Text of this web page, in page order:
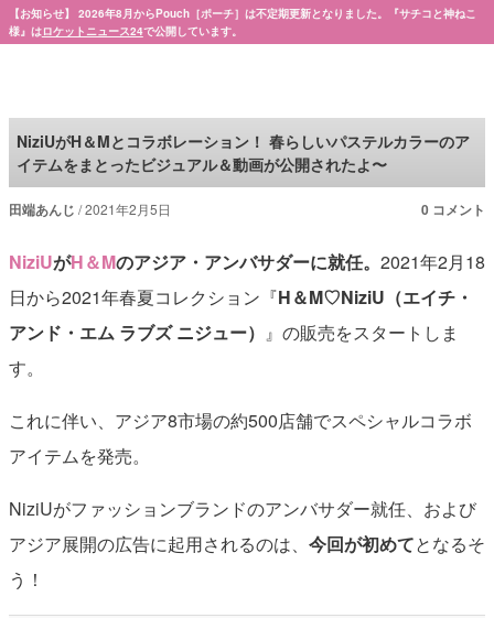
【お知らせ】 2026年8月からPouch［ポーチ］は不定期更新となりました。『サチコと神ねこ
様』はロケットニュース24で公開しています。
NiziUがH＆Mとコラボレーション！ 春らしいパステルカラーのア
イテムをまとったビジュアル＆動画が公開されたよ〜
田端あんじ 2021年2月5日 0 コメント
NiziUがH＆Mのアジア・アンバサダーに就任。 2021年2月18
日から2021年春夏コレクション『H＆M♡NiziU（エイチ・
アンド・エム ラブズ ニジュー） 』の販売をスタートしま
す。
これに伴い、アジア8市場の約500店舗でスペシャルコラボ
アイテムを発売。
NiziUがファッションブランドのアンバサダー就任、および
アジア展開の広告に起用されるのは、 今回が初めてとなるそ
う！